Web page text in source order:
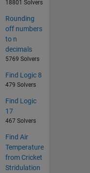
18801 Solvers
Rounding
off numbers
to n
decimals
5769 Solvers
Find Logic 8
479 Solvers
Find Logic
17
467 Solvers
Find Air
Temperature
from Cricket
Stridulation